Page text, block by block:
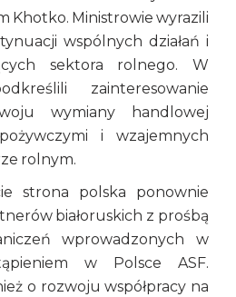
Khotko. Ministrowie wyrazili
wspólnych działań i
sektora rolnego. W
zainteresowanie
wymiany handlowej
i wzajemnych
rolnym.
strona polska ponownie
białoruskich z prośbą
wprowadzonych w
w Polsce ASF.
o rozwoju współpracy na